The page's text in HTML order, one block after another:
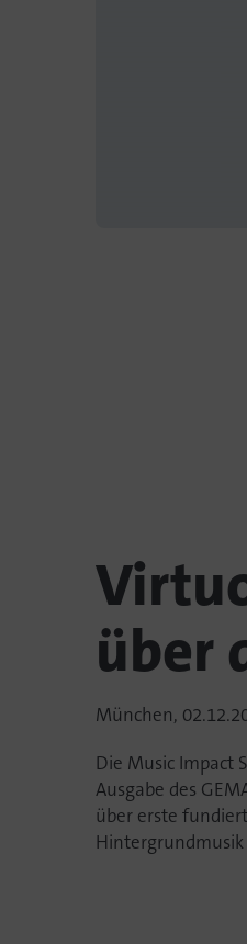
über
München,
Die Music Impact
Ausgabe des
über erste
Hintergrundmusik